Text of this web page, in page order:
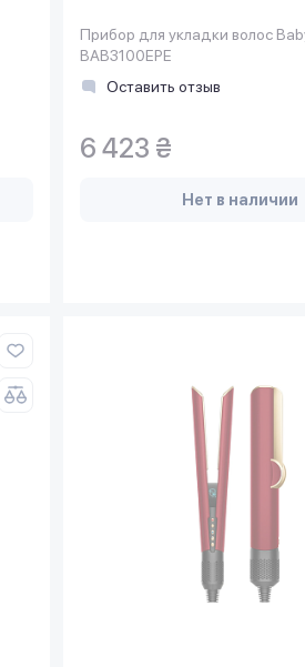
Прибор для укладки волос
BAB3100EPE
Оставить отзыв
6 423 ₴
Нет в наличии